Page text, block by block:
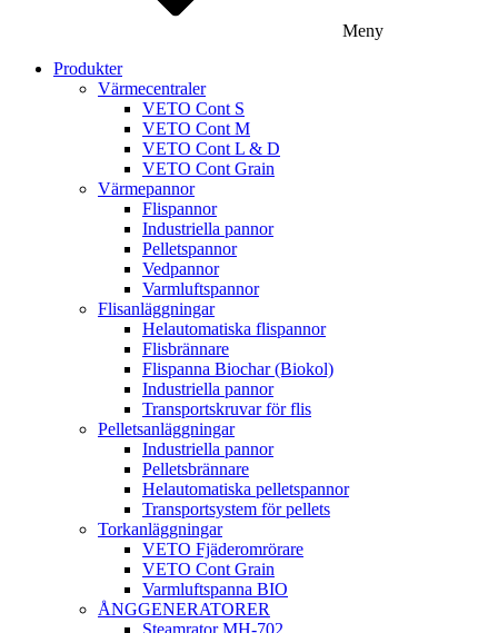
Meny
Produkter
Värmecentraler
VETO Cont S
VETO Cont M
VETO Cont L & D
VETO Cont Grain
Värmepannor
Flispannor
Industriella pannor
Pelletspannor
Vedpannor
Varmluftspannor
Flisanläggningar
Helautomatiska flispannor
Flisbrännare
Flispanna Biochar (Biokol)
Industriella pannor
Transportskruvar för flis
Pelletsanläggningar
Industriella pannor
Pelletsbrännare
Helautomatiska pelletspannor
Transportsystem för pellets
Torkanläggningar
VETO Fjäderomrörare
VETO Cont Grain
Varmluftspanna BIO
ÅNGGENERATORER
Steamrator MH-702